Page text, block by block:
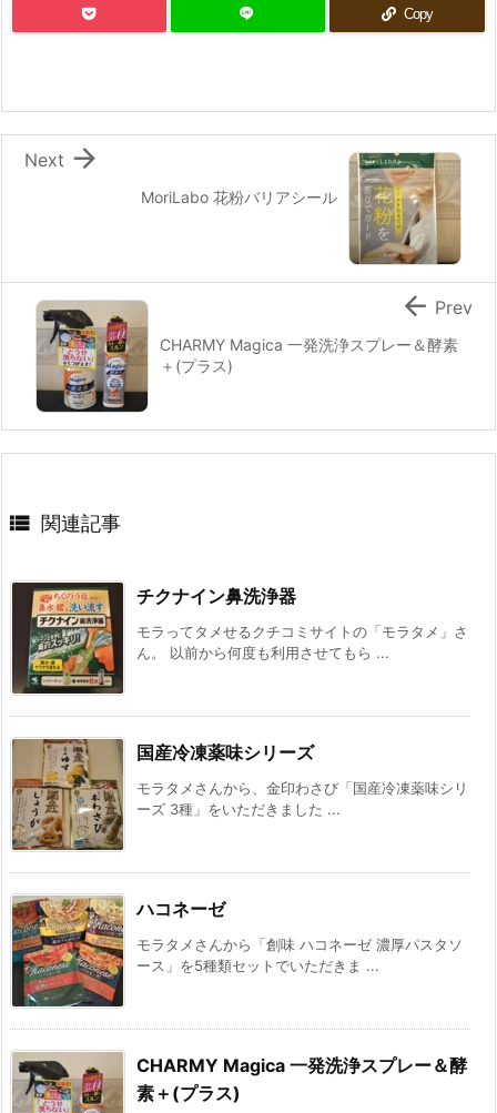
Copy
MoriLabo 花粉バリアシール

Next
CHARMY Magica 一発洗浄スプレー＆酵素
＋(プラス)
 Prev
 関連記事
チクナイン鼻洗浄器
モラってタメせるクチコミサイトの「モラタメ」さ
ん。 以前から何度も利用させてもら ...
国産冷凍薬味シリーズ
モラタメさんから、金印わさび「国産冷凍薬味シリ
ーズ 3種」をいただきました ...
ハコネーゼ
モラタメさんから「創味 ハコネーゼ 濃厚パスタソ
ース」を5種類セットでいただきま ...
CHARMY Magica 一発洗浄スプレー＆酵
素＋(プラス)